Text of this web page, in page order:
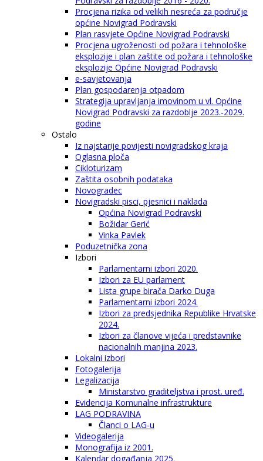
Procjena rizika od velikih nesreća za područje
općine Novigrad Podravski
Plan rasvjete Općine Novigrad Podravski
Procjena ugroženosti od požara i tehnološke
eksplozije i plan zaštite od požara i tehnološke
eksplozije Općine Novigrad Podravski
e-savjetovanja
Plan gospodarenja otpadom
Strategija upravljanja imovinom u vl. Općine
Novigrad Podravski za razdoblje 2023.-2029.
godine
Ostalo
Iz najstarije povijesti novigradskog kraja
Oglasna ploča
Cikloturizam
Zaštita osobnih podataka
Novogradec
Novigradski pisci, pjesnici i naklada
Općina Novigrad Podravski
Božidar Gerić
Vinka Pavlek
Poduzetnička zona
Izbori
Parlamentarni izbori 2020.
Izbori za EU parlament
Lista grupe birača Darko Duga
Parlamentarni izbori 2024.
Izbori za predsjednika Republike Hrvatske
2024.
Izbori za članove vijeća i predstavnike
nacionalnih manjina 2023.
Lokalni izbori
Fotogalerija
Legalizacija
Ministarstvo graditeljstva i prost. uređ.
Evidencija Komunalne infrastrukture
LAG PODRAVINA
Članci o LAG-u
Videogalerija
Monografija iz 2001.
Kalendar događanja 2025.